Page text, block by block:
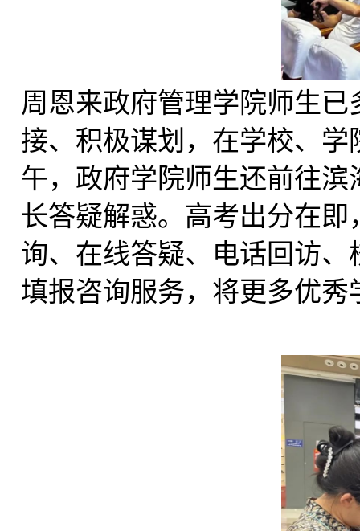
周恩来政府管理学院师生
接、积极谋划，在学校、
午，政府学院师生还前往
长答疑解惑。高考出分在
询、在线答疑、电话回访
填报咨询服务，将更多优